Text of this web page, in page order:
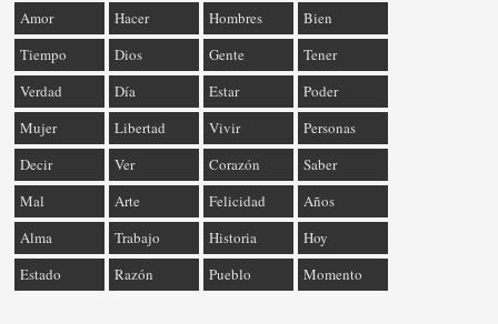
Amor
Hacer Hombres
Bien
Tiempo
Dios Gente
Tener
Verdad
Día Estar
Poder
Mujer
Libertad Vivir
Personas
Decir
Ver Corazón
Saber
Mal
Arte Felicidad
Años
Alma
Trabajo Historia
Hoy
Estado
Razón Pueblo Momento